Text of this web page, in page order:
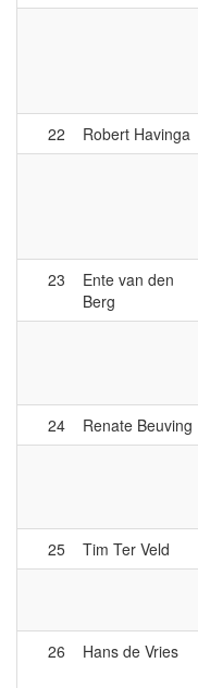
22
Robert Havinga
23
Ente van den
Berg
24
Renate Beuving
25
Tim Ter Veld
26
Hans de Vries